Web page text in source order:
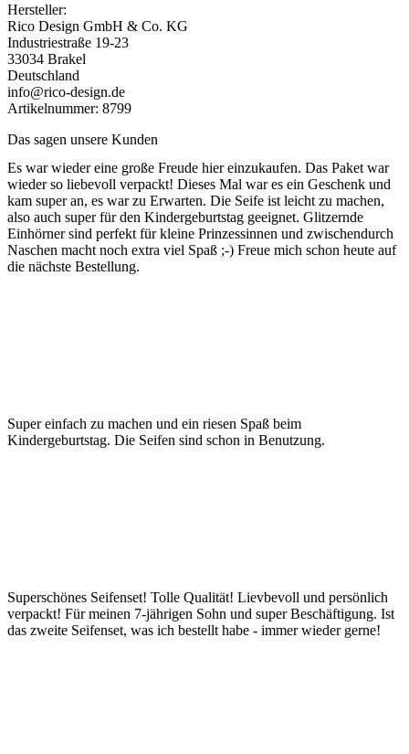
Hersteller:
Rico Design GmbH & Co. KG
Industriestraße 19-23
33034 Brakel
Deutschland
info@rico-design.de
Artikelnummer: 8799
Das sagen unsere Kunden
Es war wieder eine große Freude hier einzukaufen. Das Paket war
wieder so liebevoll verpackt! Dieses Mal war es ein Geschenk und
kam super an, es war zu Erwarten. Die Seife ist leicht zu machen,
also auch super für den Kindergeburtstag geeignet. Glitzernde
Einhörner sind perfekt für kleine Prinzessinnen und zwischendurch
Naschen macht noch extra viel Spaß ;-) Freue mich schon heute auf
die nächste Bestellung.
Super einfach zu machen und ein riesen Spaß beim
Kindergeburtstag. Die Seifen sind schon in Benutzung.
Superschönes Seifenset! Tolle Qualität! Lievbevoll und persönlich
verpackt! Für meinen 7-jährigen Sohn und super Beschäftigung. Ist
das zweite Seifenset, was ich bestellt habe - immer wieder gerne!